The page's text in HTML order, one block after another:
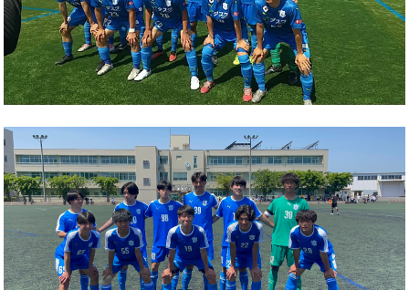
応援グッズご案内
OB会